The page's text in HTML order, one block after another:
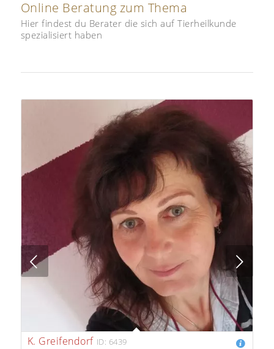
Online Beratung zum Thema
Hier findest du Berater die sich auf Tierheilkunde
spezialisiert haben
K. Greifendorf ID: 6439
Next